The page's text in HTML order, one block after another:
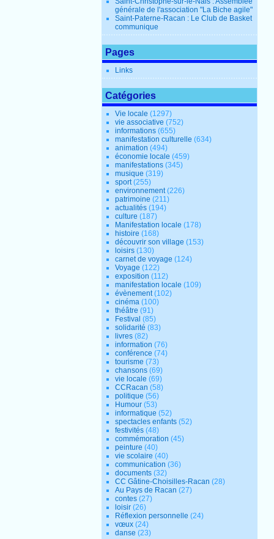
générale de l'association "La Biche agile"
Saint-Paterne-Racan : Le Club de Basket
communique
Pages
Links
Catégories
Vie locale (1297)
vie associative (752)
informations (655)
manifestation culturelle (634)
animation (494)
économie locale (459)
manifestations (345)
musique (319)
sport(255)
environnement(226)
patrimoine (211)
actualités (194)
culture (187)
Manifestation locale (178)
histoire (168)
découvrir son village (153)
loisirs (130)
carnet de voyage (124)
Voyage (122)
exposition (112)
manifestation locale (109)
évènement(102)
cinéma (100)
théâtre (91)
Festival (85)
solidarité (83)
livres (82)
information (76)
conférence (74)
tourisme (73)
chansons (69)
vie locale (69)
CCRacan (58)
politique (56)
Humour (53)
informatique (52)
spectacles enfants (52)
festivités (48)
commémoration (45)
peinture (40)
vie scolaire (40)
communication (36)
documents (32)
CC Gâtine-Choisilles-Racan (28)
Au Pays de Racan (27)
contes (27)
loisir (26)
Réflexion personnelle (24)
vœux (24)
danse (23)